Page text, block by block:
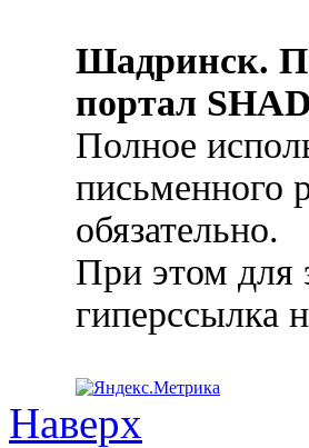
Шадринск.
портал
Полное
письменного
обязательно.
При этом для
гиперссылка
Наверх